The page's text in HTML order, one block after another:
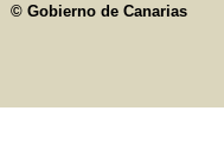
© Gobierno de Canarias